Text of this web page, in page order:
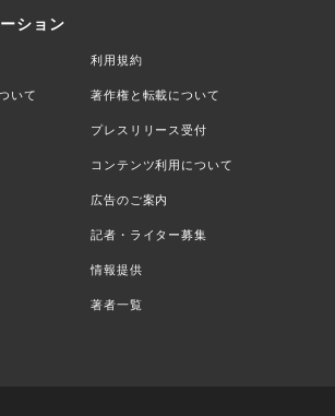
ション
利用規約
いて 著作権と転載について
プレスリリース受付
コンテンツ利用について
広告のご案内
記者・ライター募集
情報提供
著者一覧